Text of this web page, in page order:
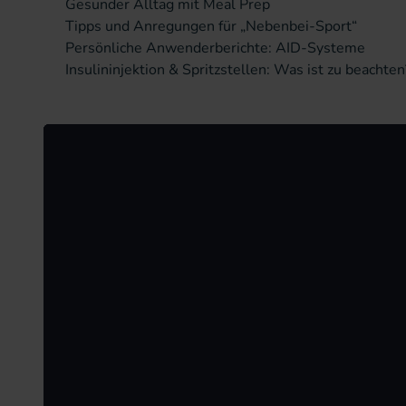
Gesunder Alltag mit Meal Prep
Tipps und Anregungen für „Nebenbei-Sport“
Persönliche Anwenderberichte: AID-Systeme
Insulininjektion & Spritzstellen: Was ist zu